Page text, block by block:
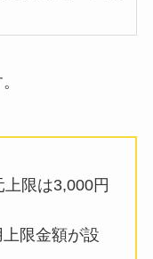
限は3,000円
限金額が設